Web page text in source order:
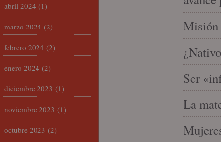
Misión
Ser
La
abril 2024 (1)
marzo 2024 (2)
febrero 2024 (2)
enero 2024 (2)
diciembre 2023 (1)
noviembre 2023 (1)
octubre 2023 (2)